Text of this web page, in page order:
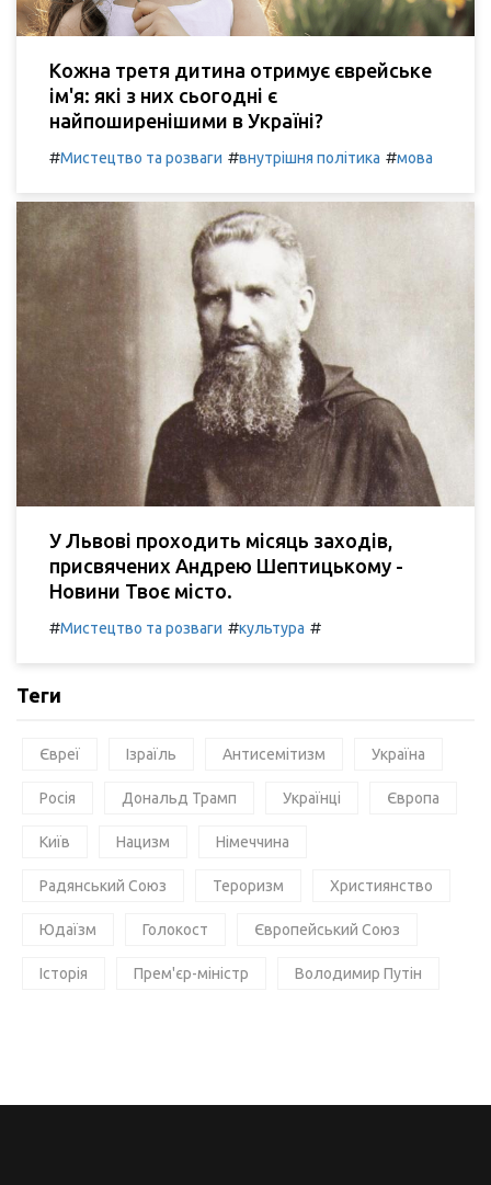
Кожна третя дитина отримує єврейське
ім'я: які з них сьогодні є
найпоширенішими в Україні?
#Мистецтво та розваги #внутрішня політика #мова
У Львові проходить місяць заходів,
присвячених Андрею Шептицькому -
Новини Твоє місто.
#Мистецтво та розваги #культура #
Теги
Євреї Ізраїль Антисемітизм Україна
Росія Дональд Трамп Українці Європа
Київ Нацизм Німеччина
Радянський Союз Тероризм Християнство
Юдаїзм Голокост Європейський Союз
Історія Прем'єр-міністр Володимир Путін